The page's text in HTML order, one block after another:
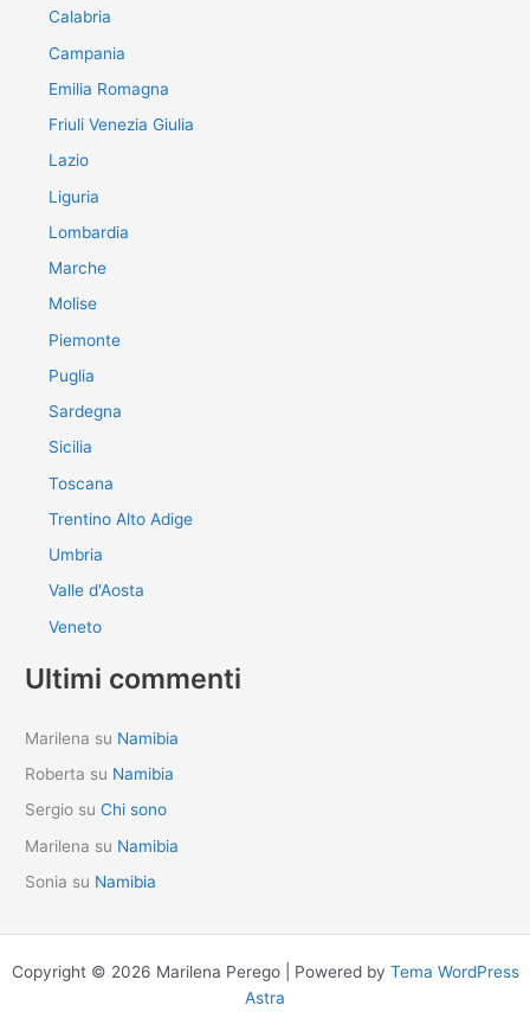
Calabria
Campania
Emilia Romagna
Friuli Venezia Giulia
Lazio
Liguria
Lombardia
Marche
Molise
Piemonte
Puglia
Sardegna
Sicilia
Toscana
Trentino Alto Adige
Umbria
Valle d'Aosta
Veneto
Ultimi commenti
Marilena su Namibia
Roberta su Namibia
Sergio suChi sono
Marilena su Namibia
Sonia su Namibia
Copyright © 2026 Marilena Perego | Powered by Tema WordPress
Astra